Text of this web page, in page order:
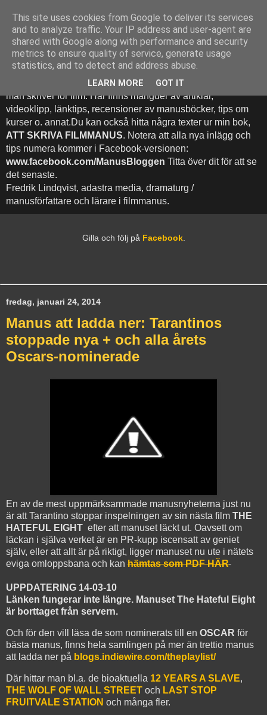
Att Skriva Filmmanus -
Bloggen
Denna blogg inehhåller runt 500 (!) inlägg med fokus på hur
man skriver för film. Här finns mängder av artiklar,
videoklipp, länktips, recensioner av manusböcker, tips om
kurser o. annat.Du kan också hitta några texter ur min bok,
ATT SKRIVA FILMMANUS. Notera att alla nya inlägg och
tips numera kommer i Facebook-versionen:
www.facebook.com/ManusBloggen Titta över dit för att se
det senaste.
Fredrik Lindqvist, adastra media, dramaturg /
manusförfattare och lärare i filmmanus.
Gilla och följ på Facebook.
fredag, januari 24, 2014
Manus att ladda ner: Tarantinos
stoppade nya + och alla årets
Oscars-nominerade
En av de mest uppmärksammade manusnyheterna just nu
är att Tarantino stoppar inspelningen av sin nästa film THE
HATEFUL EIGHT efter att manuset läckt ut. Oavsett om
läckan i själva verket är en PR-kupp iscensatt av geniet
själv, eller att allt är på riktigt, ligger manuset nu ute i nätets
eviga omloppsbana och kan hämtas som PDF HÄR
UPPDATERING 14-03-10
Länken fungerar inte längre. Manuset The Hateful Eight
är borttaget från servern.
Och för den vill läsa de som nominerats till en OSCAR för
bästa manus, finns hela samlingen på mer än trettio manus
att ladda ner på blogs.indiewire.com/theplaylist/
Där hittar man bl.a. de bioaktuella 12 YEARS A SLAVE,
THE WOLF OF WALL STREET och LAST STOP
FRUITVALE STATION och många fler.
This site uses cookies from Google to deliver its services
and to analyze traffic. Your IP address and user-agent are
shared with Google along with performance and security
metrics to ensure quality of service, generate usage
statistics, and to detect and address abuse.
LEARN MORE GOT IT